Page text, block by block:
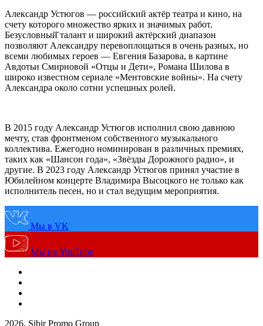
Александр Устюгов — российский актёр театра и кино, на
счету которого множество ярких и значимых работ.
Безусловный̆ талант и широкий актёрский диапазон
позволяют Александру перевоплощаться в очень разных, но
всеми любимых героев — Евгения Базарова, в картине
Авдотьи Смирновой «Отцы и Дети», Романа Шилова в
широко известном сериале «Ментовские войны». На счету
Александра около сотни успешных ролей.
В 2015 году Александр Устюгов исполнил свою давнюю
мечту, став фронтменом собственного музыкального
коллектива. Ежегодно номинирован в различных премиях,
таких как «Шансон года», «Звёзды Дорожного радио», и
другие. В 2023 году Александр Устюгов принял участие в
Юбилейном концерте Владимира Высоцкого не только как
исполнитель песен, но и стал ведущим мероприятия.
Мы в VK
Мы на YouTube
2026, Sibir Promo Group